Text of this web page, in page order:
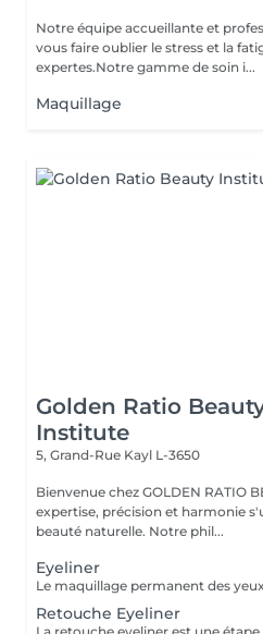
Notre équipe accueillante et
vous faire oublier le stress et la
expertes.Notre gamme de soin i...
Maquillage
Golden Ratio
Institute
5, Grand-Rue Kayl L-3650
Bienvenue chez GOLDEN RATIO BEAUTY INSTITUTE Un lieu où
expertise, précision et harmonie
beauté naturelle. Notre phil...
Eyeliner
Retouche Eyeliner